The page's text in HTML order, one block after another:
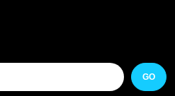
GO